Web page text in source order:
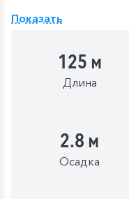
Питание в
традициях
Русского Севера и
при приготовлении
Эксклюзивные
Широкая
Европейской части
Показать
125 м
Длина
2.8 м
Осадка